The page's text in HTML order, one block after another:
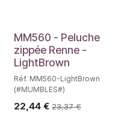
MM560 - Peluche
zippée Renne -
LightBrown
Réf. MM560-LightBrown
(#MUMBLES#)
22,44 € 23,37€